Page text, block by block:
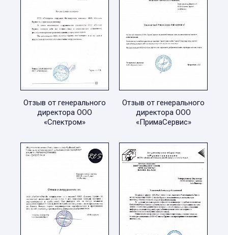
Отзыв от генерального
директора ООО
«Спектром»
Отзыв от генерального
директора ООО
«ПримаСервис»